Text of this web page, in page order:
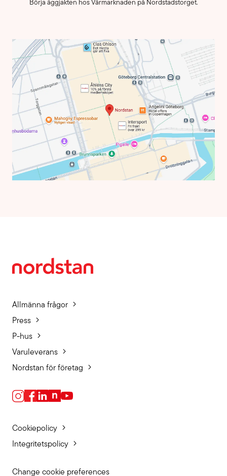
Börja äggjakten hos Vårmarknaden på Nordstadstorget.
Allmänna frågor
Press
P-hus
Varuleverans
Nordstan för företag
Cookiepolicy
Integritetspolicy
Change cookie preferences